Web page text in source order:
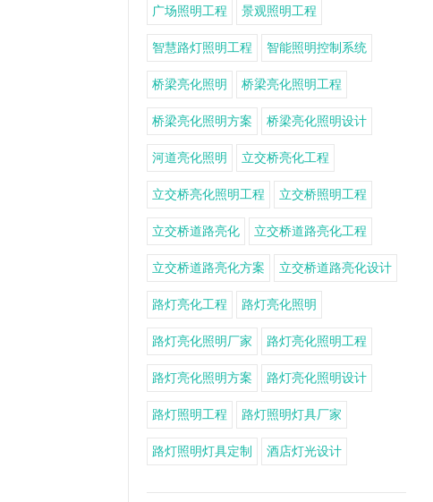
广场照明工程 景观照明工程
智慧路灯照明工程 智能照明控制系统
桥梁亮化照明 桥梁亮化照明工程
桥梁亮化照明方案 桥梁亮化照明设计
河道亮化照明 立交桥亮化工程
立交桥亮化照明工程 立交桥照明工程
立交桥道路亮化 立交桥道路亮化工程
立交桥道路亮化方案 立交桥道路亮化设计
路灯亮化工程 路灯亮化照明
路灯亮化照明厂家 路灯亮化照明工程
路灯亮化照明方案 路灯亮化照明设计
路灯照明工程 路灯照明灯具厂家
路灯照明灯具定制 酒店灯光设计